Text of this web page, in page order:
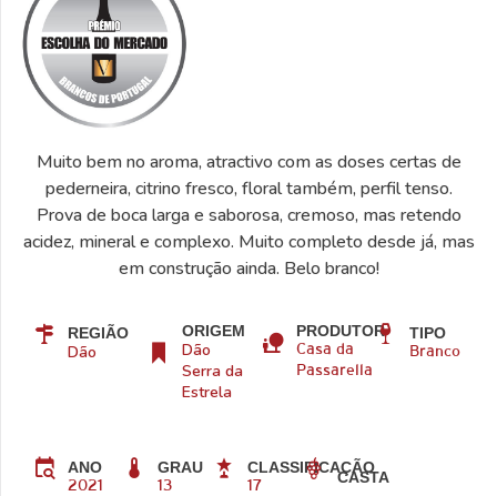
Muito bem no aroma, atractivo com as doses certas de
pederneira, citrino fresco, floral também, perfil tenso.
Prova de boca larga e saborosa, cremoso, mas retendo
acidez, mineral e complexo. Muito completo desde já, mas
em construção ainda. Belo branco!
REGIÃO
Dão
ORIGEM
Dão
Serra da
Estrela
PRODUTOR
Casa da
Passarella
TIPO
Branco
ANO
2021
GRAU
13
CLASSIFICAÇÃO
17
CASTA